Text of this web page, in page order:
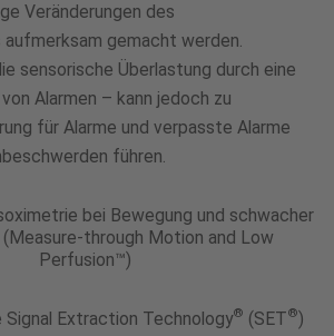
Veränderungen des
gemacht werden.
sensorische Überlastung durch eine
Alarmen – kann jedoch zu
für Alarme und verpasste Alarme
führen.
bei Bewegung und schwacher
(Measure-through Motion and Low
Perfusion™)
Signal Extraction Technology® (SET®)